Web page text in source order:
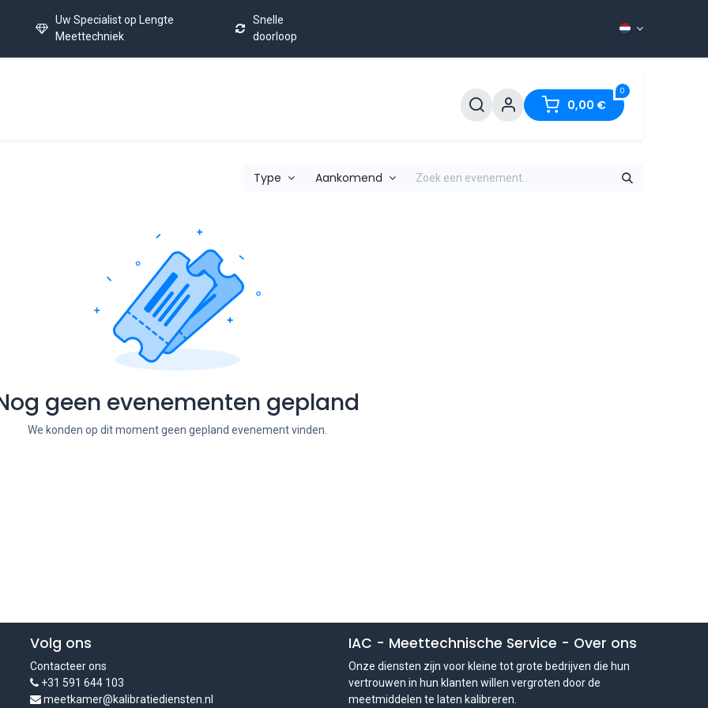
Uw Specialist op Lengte
Meettechniek
Snelle
doorloop
0
0,00 €
Type Aankomend
geen evenementen gepland
We konden op dit moment geen gepland evenement vinden.
Volg ons
Contacteer ons
+31 591 644 103
meetkamer@kalibratiediensten.nl
IAC - Meettechnische Service - Over ons
Onze diensten zijn voor kleine tot grote bedrijven die hun
vertrouwen in hun klanten willen vergroten door de
meetmiddelen te laten kalibreren.